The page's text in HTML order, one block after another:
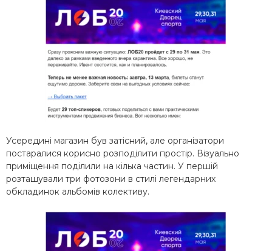
Усередині магазин був затісний, але організатори
постаралися корисно розподілити простір. Візуально
приміщення поділили на кілька частин. У першій
розташували три фотозони в стилі легендарних
обкладинок альбомів колективу.